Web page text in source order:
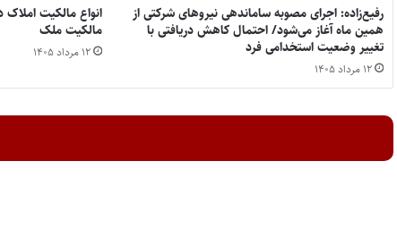
رفیع‌زاده: اجرای مصوبه ساماندهی نیروهای شرکتی از
همین ماه آغاز می‌شود/ احتمال کاهش دریافتی با
تغییر وضعیت استخدامی فرد
۱۲ مرداد ۱۴۰۵
مالکیت ملک
۱۲ مرداد ۱۴۰۵